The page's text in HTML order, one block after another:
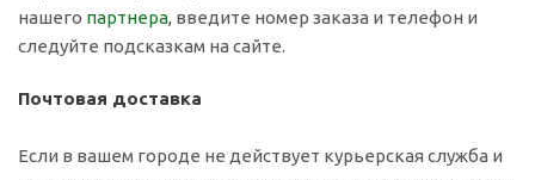
нашего партнера, введите номер заказа и телефон и
следуйте подсказкам на сайте.
Почтовая доставка
Если в вашем городе не действует курьерская служба и